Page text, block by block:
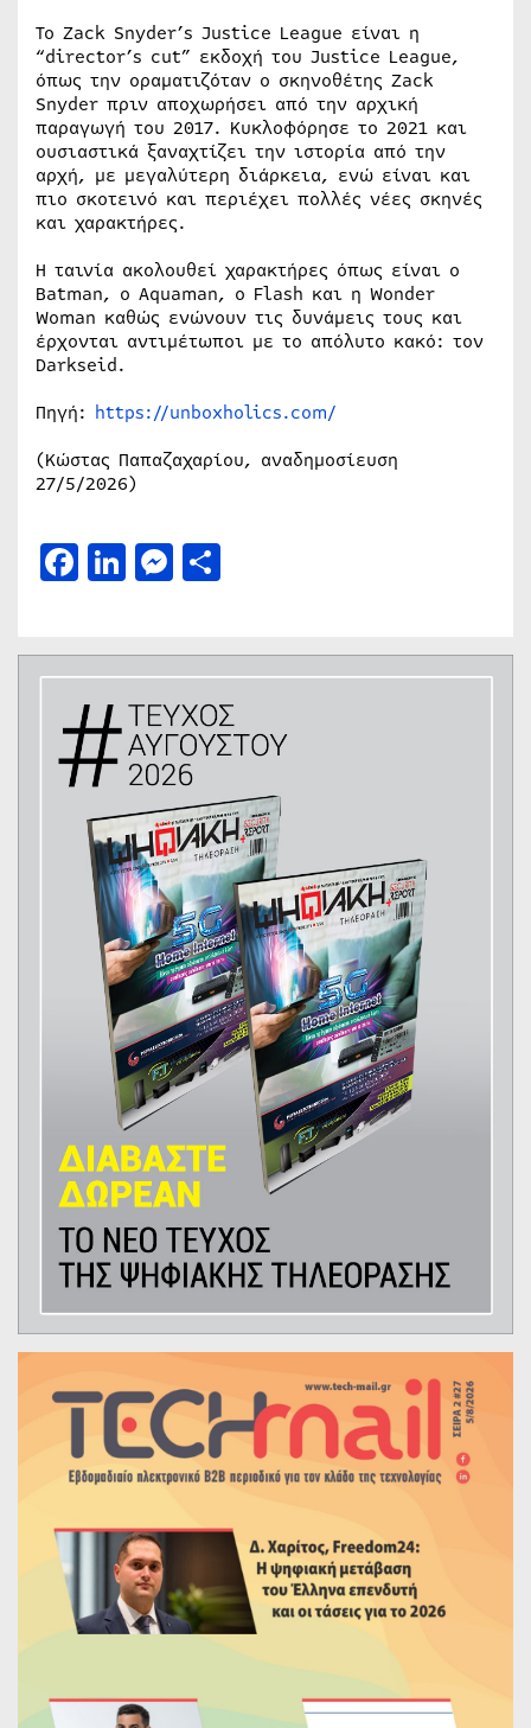
Το Zack Snyder’s Justice League είναι η
“director’s cut” εκδοχή του Justice League,
όπως την οραματιζόταν ο σκηνοθέτης Zack
Snyder πριν αποχωρήσει από την αρχική
παραγωγή του 2017. Κυκλοφόρησε το 2021 και
ουσιαστικά ξαναχτίζει την ιστορία από την
αρχή, με μεγαλύτερη διάρκεια, ενώ είναι και
πιο σκοτεινό και περιέχει πολλές νέες σκηνές
και χαρακτήρες.
Η ταινία ακολουθεί χαρακτήρες όπως είναι ο
Batman, ο Aquaman, ο Flash και η Wonder
Woman καθώς ενώνουν τις δυνάμεις τους και
έρχονται αντιμέτωποι με το απόλυτο κακό: τον
Darkseid.
Πηγή: https://unboxholics.com/
(Κώστας Παπαζαχαρίου, αναδημοσίευση
27/5/2026)
Facebook
LinkedIn
Messenger